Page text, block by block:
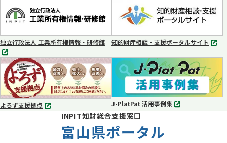
ブ
で
く
ブ
で
開
く
独立行政法人 工業所有権情報・研修館
別
タ
ブ
で
知的財産相談・支援ポータルサイト
別
タ
開
く
よろず支援拠点
別
J-PlatPat 活用事例集
別
INPIT知財総合支援窓口
富山県ポータル